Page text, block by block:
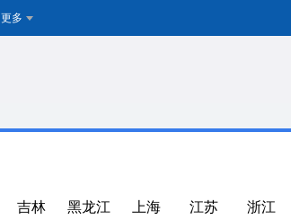
更多
吉林 黑龙江 上海 江苏 浙江